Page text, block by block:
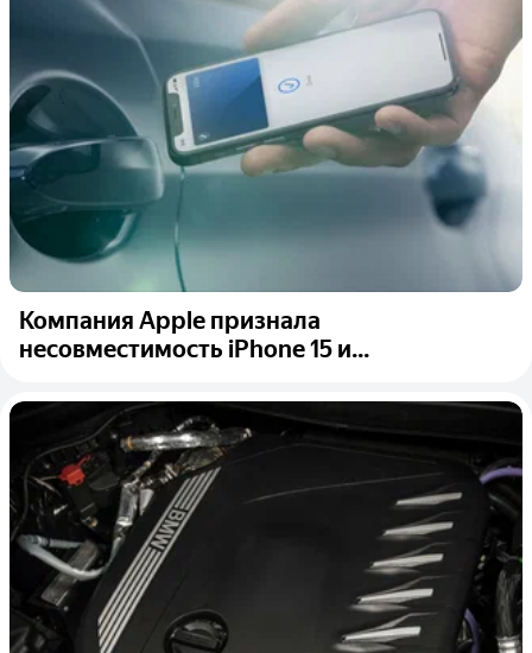
Компания Apple признала
несовместимость iPhone 15 и...